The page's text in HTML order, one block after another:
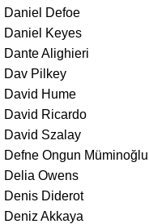
Daniel Defoe
Daniel Keyes
Dante Alighieri
Dav Pilkey
David Hume
David Ricardo
David Szalay
Defne Ongun Müminoğlu
Delia Owens
Denis Diderot
Deniz Akkaya